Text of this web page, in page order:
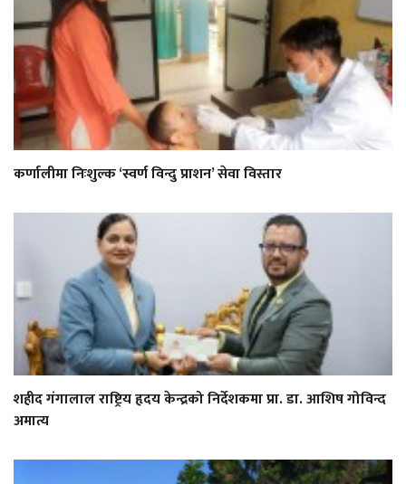
कर्णालीमा निःशुल्क ‘स्वर्ण विन्दु प्राशन’ सेवा विस्तार
शहीद गंगालाल राष्ट्रिय हृदय केन्द्रको निर्देशकमा प्रा. डा. आशिष गोविन्द
अमात्य